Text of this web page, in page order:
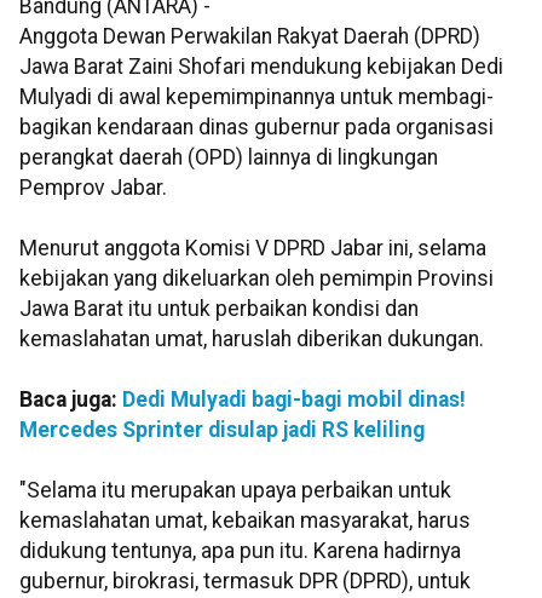
Bandung (ANTARA) -
Anggota Dewan Perwakilan Rakyat Daerah (DPRD)
Jawa Barat Zaini Shofari mendukung kebijakan Dedi
Mulyadi di awal kepemimpinannya untuk membagi-
bagikan kendaraan dinas gubernur pada organisasi
perangkat daerah (OPD) lainnya di lingkungan
Pemprov Jabar.
Menurut anggota Komisi V DPRD Jabar ini, selama
kebijakan yang dikeluarkan oleh pemimpin Provinsi
Jawa Barat itu untuk perbaikan kondisi dan
kemaslahatan umat, haruslah diberikan dukungan.
Baca juga: Dedi Mulyadi bagi-bagi mobil dinas!
Mercedes Sprinter disulap jadi RS keliling
"Selama itu merupakan upaya perbaikan untuk
kemaslahatan umat, kebaikan masyarakat, harus
didukung tentunya, apa pun itu. Karena hadirnya
gubernur, birokrasi, termasuk DPR (DPRD), untuk